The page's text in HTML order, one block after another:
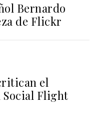
Bernardo
de Flickr
el
Flight